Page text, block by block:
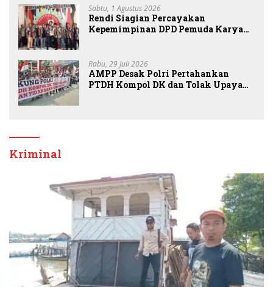
Sabtu, 1 Agustus 2026
Rendi Siagian Percayakan
Kepemimpinan DPD Pemuda Karya
Rabu, 29 Juli 2026
AMPP Desak Polri Pertahankan
PTDH Kompol DK dan Tolak Upaya
Kriminal